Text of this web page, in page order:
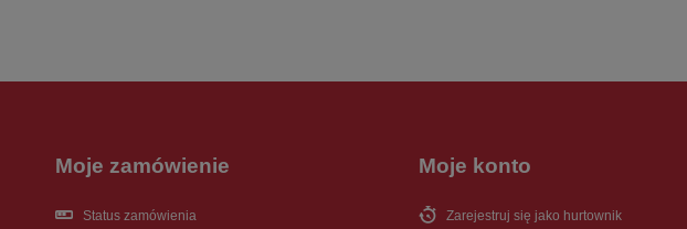
Moje zamówienie
Status zamówienia
Moje konto
Zarejestruj się jako hurtownik